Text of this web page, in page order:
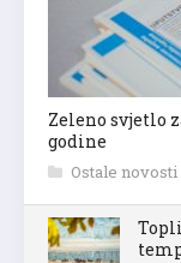
Zeleno svjetlo
godine
Ostale novosti